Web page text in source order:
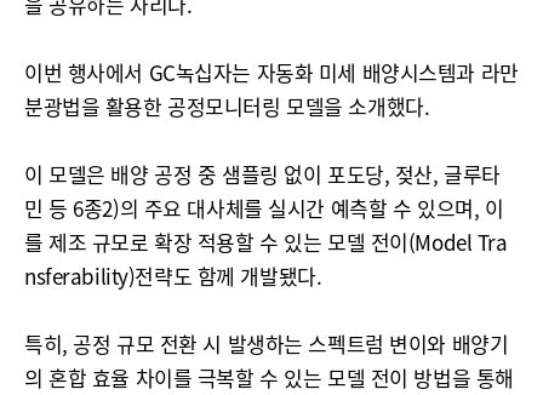
이번 행사에서 GC녹십자는 자동화 미세 배양시스템과 라만
분광법을 활용한 공정모니터링 모델을 소개했다.
이 모델은 배양 공정 중 샘플링 없이 포도당, 젖산, 글루타
민 등 6종2)의 주요 대사체를 실시간 예측할 수 있으며, 이
를 제조 규모로 확장 적용할 수 있는 모델 전이(Model Tra
nsferability)전략도 함께 개발됐다.
특히, 공정 규모 전환 시 발생하는 스펙트럼 변이와 배양기
의 혼합 효율 차이를 극복할 수 있는 모델 전이 방법을 통해